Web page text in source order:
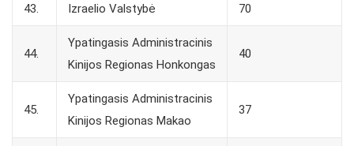
43. Izraelio Valstybė 70
44.
Ypatingasis Administracinis
Kinijos Regionas Honkongas
40
45.
Ypatingasis Administracinis
Kinijos Regionas Makao
37